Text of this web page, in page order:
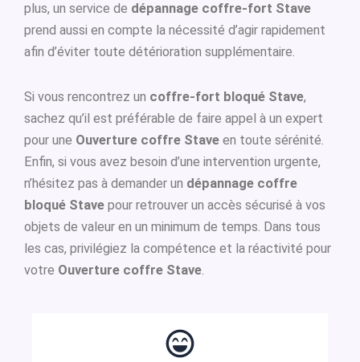
plus, un service de dépannage coffre-fort Stave
prend aussi en compte la nécessité d’agir rapidement
afin d’éviter toute détérioration supplémentaire.
Si vous rencontrez un coffre-fort bloqué Stave,
sachez qu’il est préférable de faire appel à un expert
pour une Ouverture coffre Stave en toute sérénité.
Enfin, si vous avez besoin d’une intervention urgente,
n’hésitez pas à demander un dépannage coffre
bloqué Stave pour retrouver un accès sécurisé à vos
objets de valeur en un minimum de temps. Dans tous
les cas, privilégiez la compétence et la réactivité pour
votre Ouverture coffre Stave.